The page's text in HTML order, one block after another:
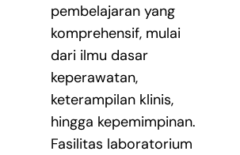
pembelajaran yang
komprehensif, mulai
dari ilmu dasar
keperawatan,
keterampilan klinis,
hingga kepemimpinan.
Fasilitas laboratorium